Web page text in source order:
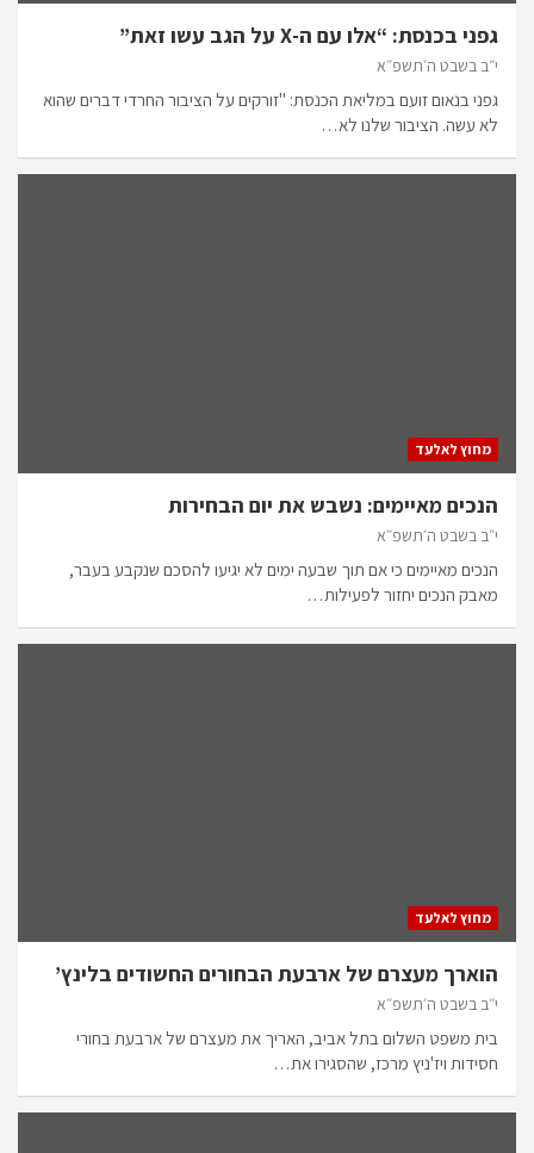
גפני בכנסת: “אלו עם ה-X על הגב עשו זאת”
י״ב בשבט ה׳תשפ״א
גפני בנאום זועם במליאת הכנסת: "זורקים על הציבור החרדי דברים שהוא
לא עשה. הציבור שלנו לא…
מחוץ לאלעד
הנכים מאיימים: נשבש את יום הבחירות
י״ב בשבט ה׳תשפ״א
הנכים מאיימים כי אם תוך שבעה ימים לא יגיעו להסכם שנקבע בעבר,
מאבק הנכים יחזור לפעילות…
מחוץ לאלעד
הוארך מעצרם של ארבעת הבחורים החשודים בלינץ’
י״ב בשבט ה׳תשפ״א
בית משפט השלום בתל אביב, האריך את מעצרם של ארבעת בחורי
חסידות ויז'ניץ מרכז, שהסגירו את…